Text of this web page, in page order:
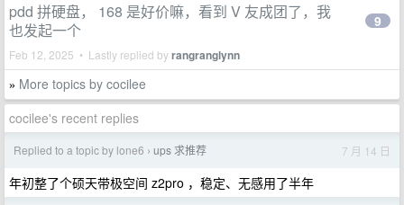
pdd 拼硬盘， 168 是好价嘛，看到 V 友成团了，我
也发起一个
Feb 12, 2025 • Lastly replied byrangranglynn
9
» More topics by cocilee
cocilee's recent replies
Replied to a topic by lone6 › ups 求推荐 7 月 14 日
年初整了个硕天带极空间 z2pro ，稳定、无感用了半年